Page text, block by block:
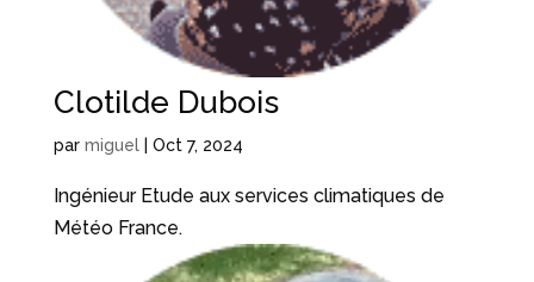
Clotilde Dubois
par miguel| Oct 7, 2024
Ingénieur Etude aux services climatiques de
Météo France.